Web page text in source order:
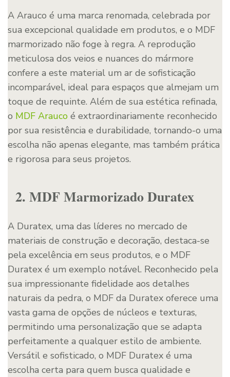
A Arauco é uma marca renomada, celebrada por
sua excepcional qualidade em produtos, e o MDF
marmorizado não foge à regra. A reprodução
meticulosa dos veios e nuances do mármore
confere a este material um ar de sofisticação
incomparável, ideal para espaços que almejam um
toque de requinte. Além de sua estética refinada,
o MDF Arauco é extraordinariamente reconhecido
por sua resistência e durabilidade, tornando-o uma
escolha não apenas elegante, mas também prática
e rigorosa para seus projetos.
2. MDF Marmorizado Duratex
A Duratex, uma das líderes no mercado de
materiais de construção e decoração, destaca-se
pela excelência em seus produtos, e o MDF
Duratex é um exemplo notável. Reconhecido pela
sua impressionante fidelidade aos detalhes
naturais da pedra, o MDF da Duratex oferece uma
vasta gama de opções de núcleos e texturas,
permitindo uma personalização que se adapta
perfeitamente a qualquer estilo de ambiente.
Versátil e sofisticado, o MDF Duratex é uma
escolha certa para quem busca qualidade e